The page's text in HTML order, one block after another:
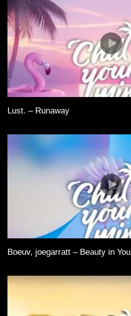
Lust. – Runaway
Boeuv, joegarratt – Beauty in You